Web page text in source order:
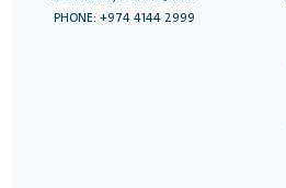
PHONE: +974 4144 2999